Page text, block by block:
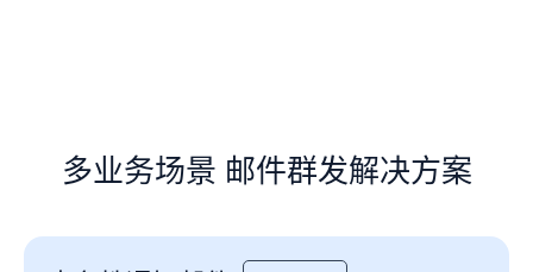
多业务场景 邮件群发解决方案